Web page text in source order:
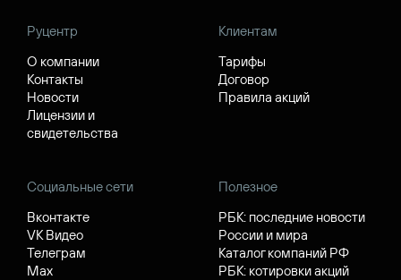
Руцентр
О компании
Контакты
Новости
Лицензии и
свидетельства
Клиентам
Тарифы
Договор
Правила акций
Социальные сети
Вконтакте
VK Видео
Телеграм
Max
Полезное
РБК: последние новости
России и мира
Каталог компаний РФ
РБК: котировки акций